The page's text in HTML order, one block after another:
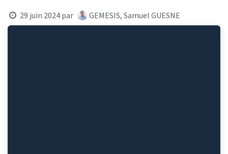
29 juin 2024 par GEMESIS, Samuel GUESNE